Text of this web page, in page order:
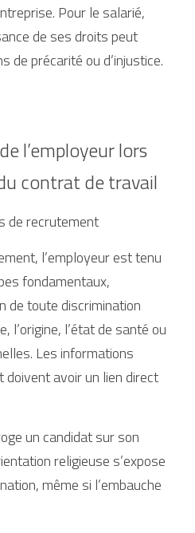
Pour le salarié,
de ses droits peut
de précarité ou d’injustice.
l’employeur lors
contrat de travail
de recrutement
l’employeur est tenu
fondamentaux,
de toute discrimination
l’origine, l’état de santé ou
Les informations
doivent avoir un lien direct
un candidat sur son
religieuse s’expose
même si l’embauche